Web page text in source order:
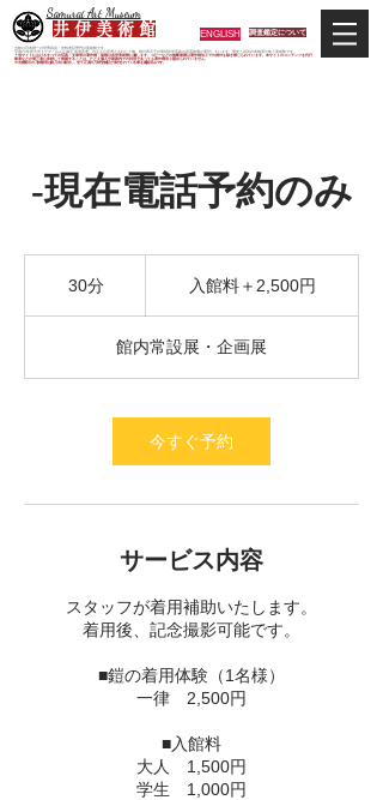
Samurai Art Museum
井 伊 美 術 館 ENGLISH 調査鑑定について
当館は日本唯一の甲冑武具・史料考証専門の美術館です。
平成29年度大河ドラマ「おんな城主 井伊直虎」の主人公直虎とされた人物、徳川四天王の筆頭井伊直政の直系後裔が運営しています。歴史と武具の本格派が集う美術館です。
＊当サイトにおけるすべての写真・文章等の著作権・版権は井伊美術館に属します。コピーなどの無断複製は著作権法上での例外を除き禁じられています。本サイトのコンテンツを代行
業者などの第三者に依頼して複製することは、たとえ個人や家庭内での利用であっても著作権法上認められていません。
※当館展示の刀剣類等は銃刀法に遵法し、​全て正真の刀剣登録証が添付されている事を確認済みです。
-現在電話予約のみ
30分3
＋
円
入館料＋2,500円
館内常設展・企画展
今すぐ予約
サービス内容
スタッフが着用補助いたします。
着用後、記念撮影可能です。
■鎧の着用体験（1名様）
一律 2,500円
■入館料
大人 1,500円
学生 1,000円